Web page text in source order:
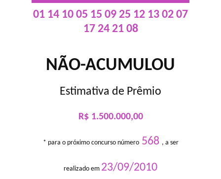
01 14 10 05 15 09 25 12 13 02 07
17 24 21 08
NÃO-ACUMULOU
Estimativa de Prêmio
R$ 1.500.000,00
* para o próximo concurso número568 , a ser
realizado em 23/09/2010